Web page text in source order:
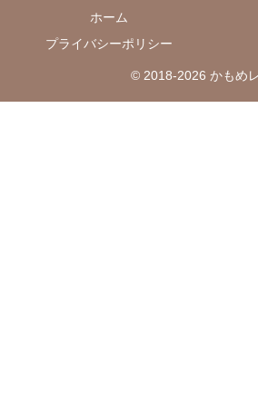
ホーム
プライバシーポリシー
© 2018-2026 かもめ